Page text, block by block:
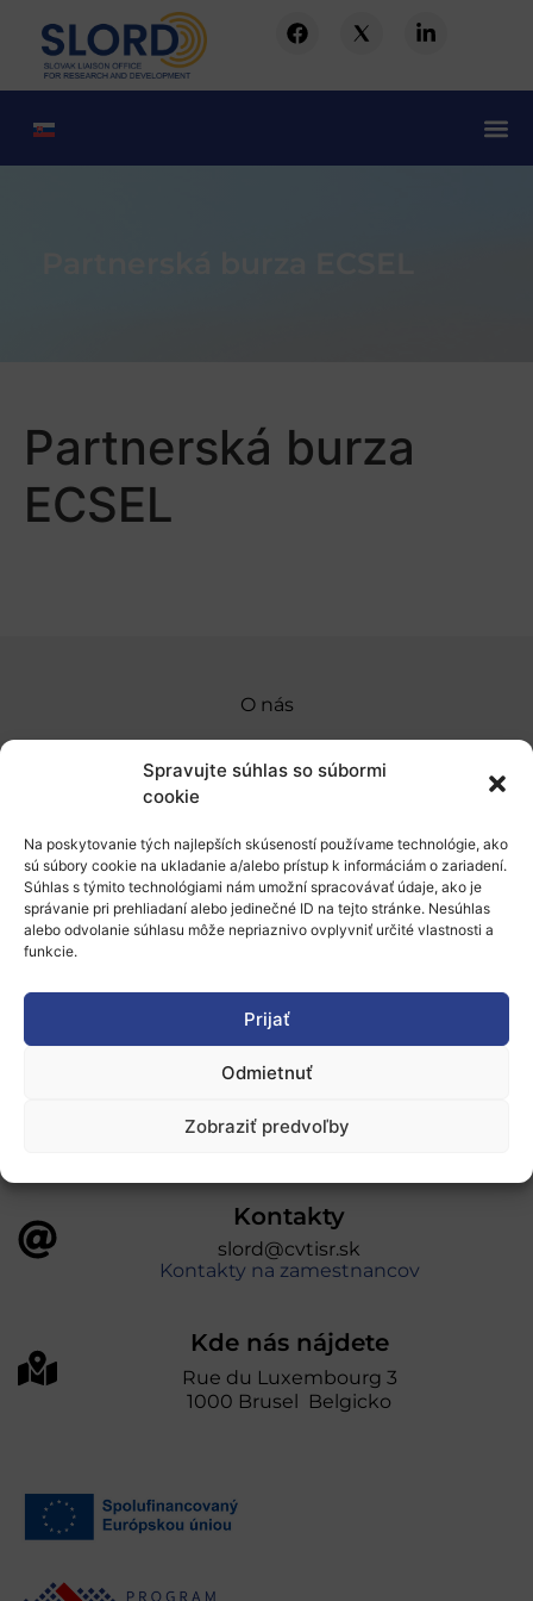
Spravujte súhlas so súbormi
cookie
Na poskytovanie tých najlepších skúseností používame technológie, ako
sú súbory cookie na ukladanie a/alebo prístup k informáciám o zariadení.
Súhlas s týmito technológiami nám umožní spracovávať údaje, ako je
správanie pri prehliadaní alebo jedinečné ID na tejto stránke. Nesúhlas
alebo odvolanie súhlasu môže nepriaznivo ovplyvniť určité vlastnosti a
funkcie.
Prijať
Odmietnuť
Zobraziť predvoľby
Partnerská burza
ECSEL
O nás
Financovanie a podpora
Stáže a pobyty
Novinky
Ochrana osobných údajov
„Projekt SK4ERA II je spolufinancovaný Európskou
úniou v rámci Programu Slovensko. Portál
prevádzkuje Centrum vedecko-technických
Kontakty
slord@cvtisr.sk
Kontakty na zamestnancov
Kde nás nájdete
Rue du Luxembourg 3
1000 Brusel Belgicko